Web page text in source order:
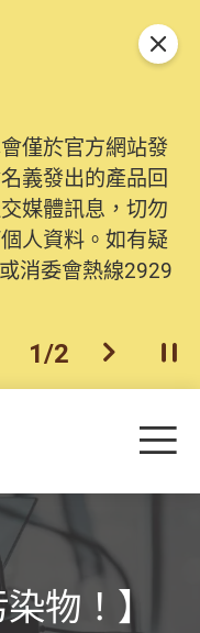
僅於官方網站發
義發出的產品回
媒體訊息，切勿
人資料。如有疑
消委會熱線2929
上一個
1/2 下一個開
關閉
目
物！】